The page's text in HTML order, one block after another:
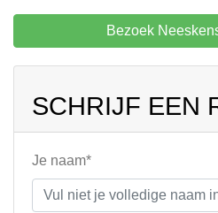
Bezoek
SCHRIJF EEN
Je naam*